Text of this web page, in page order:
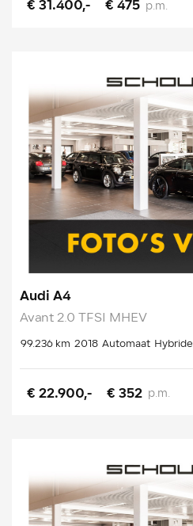
€ 31.400,- € 475 p.m.
Audi A4
Avant 2.0 TFSI MHEV
99.236 km 2018 Automaat Hybride
€ 22.900,- € 352 p.m.